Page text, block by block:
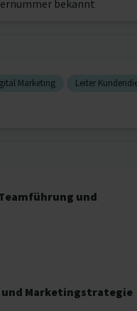
bekannt
Marketing Leiter
und
Marketingstrategie